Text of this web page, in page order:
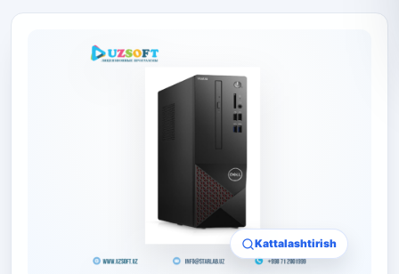
Kattalashtirish